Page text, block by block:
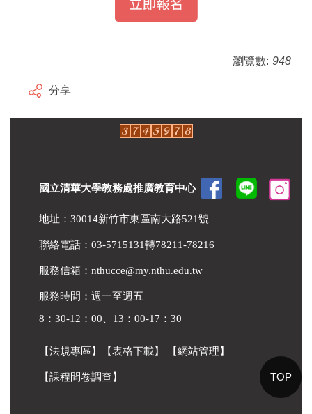
瀏覽數: 948
分享
國立清華大學教務處推廣教育中心
地址：30014新竹市東區南大路521號
聯絡電話：03-5715131轉78211-78216
服務信箱： nthucce@my.nthu.edu.tw
服務時間：週一至週五
8：30-12：00、13：00-17：30
【法規專區】 【表格下載】 【網站管理】
【課程問卷調查】 TOP